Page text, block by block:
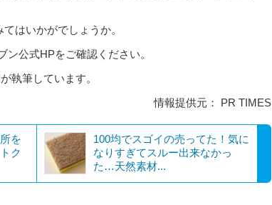
はいかがでしょうか。
公式HPをご確認ください。
執筆しています。
情報提供元： PR TIMES
を
ク
100均でスゴイの売ってた！気に
なりすぎてスルー出来なかっ
た…天然素材...